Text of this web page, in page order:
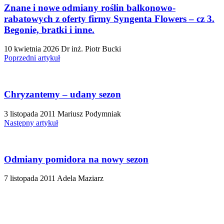
Znane i nowe odmiany roślin balkonowo-
rabatowych z oferty firmy Syngenta Flowers – cz 3.
Begonie, bratki i inne.
10 kwietnia 2026 Dr inż. Piotr Bucki
Poprzedni artykuł
Chryzantemy – udany sezon
3 listopada 2011 Mariusz Podymniak
Następny artykuł
Odmiany pomidora na nowy sezon
7 listopada 2011 Adela Maziarz